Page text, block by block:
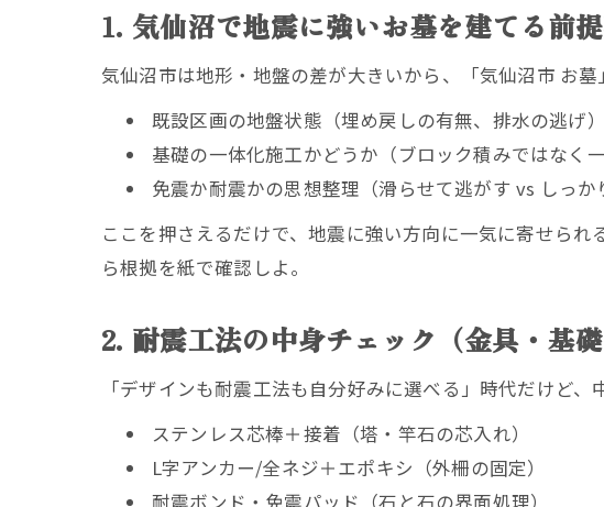
1. 気仙沼で地震に強いお墓を建てる前
気仙沼市は地形・地盤の差が大きいから、「気仙沼市 お
既設区画の地盤状態（埋め戻しの有無、排水の逃げ）
基礎の一体化施工かどうか（ブロック積みではなく一
免震か耐震かの思想整理（滑らせて逃がす vs しっか
ここを押さえるだけで、地震に強い方向に一気に寄せら
ら根拠を紙で確認しよ。
2. 耐震工法の中身チェック（金具・基礎
「デザインも耐震工法も自分好みに選べる」時代だけど
ステンレス芯棒＋接着（塔・竿石の芯入れ）
L字アンカー/全ネジ＋エポキシ（外柵の固定）
耐震ボンド・免震パッド（石と石の界面処理）